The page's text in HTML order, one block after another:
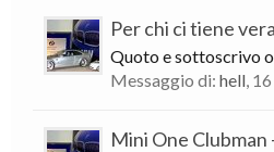
Per chi ci tiene
Quoto e sottoscrivo
Messaggio di: hell,
Mini One Clubman